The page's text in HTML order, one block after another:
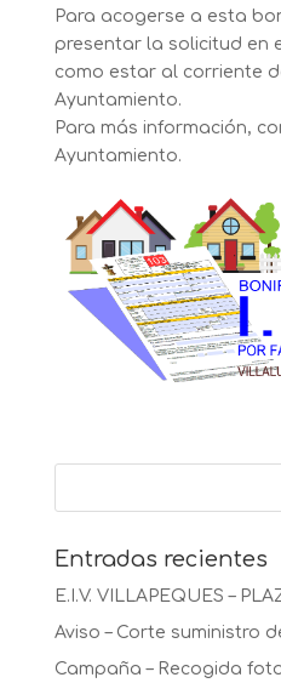
Para acogerse a esta
presentar la solicitud en
como estar al corriente
Ayuntamiento.
Para más información,
Ayuntamiento.
Entradas recientes
E.I.V. VILLAPEQUES –
Aviso – Corte suministro
Campaña – Recogida